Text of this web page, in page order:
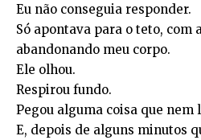
Eu não conseguia responder.
Só apontava para o teto, com
abandonando meu corpo.
Ele olhou.
Respirou fundo.
Pegou alguma coisa que nem
E, depois de alguns minutos